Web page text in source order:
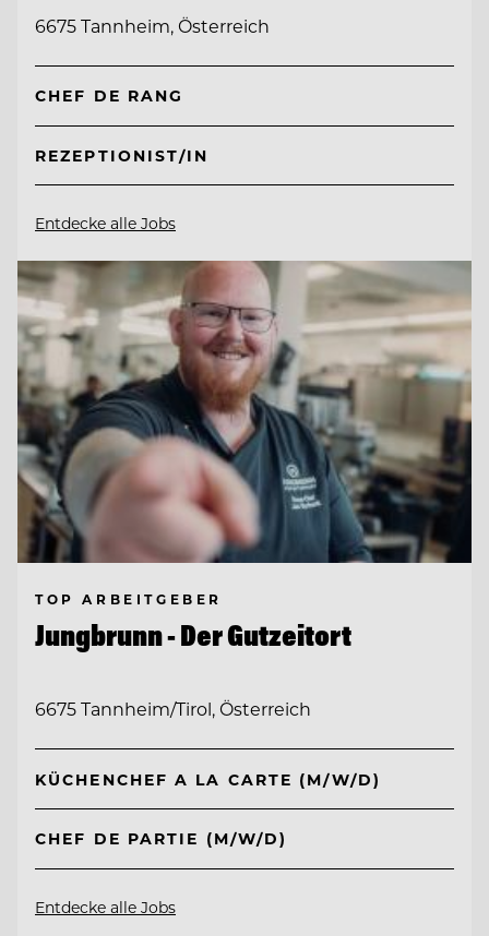
6675 Tannheim, Österreich
CHEF DE RANG
REZEPTIONIST/IN
Entdecke alle Jobs
TOP ARBEITGEBER
Jungbrunn - Der Gutzeitort
6675 Tannheim/Tirol, Österreich
KÜCHENCHEF A LA CARTE (M/W/D)
CHEF DE PARTIE (M/W/D)
Entdecke alle Jobs